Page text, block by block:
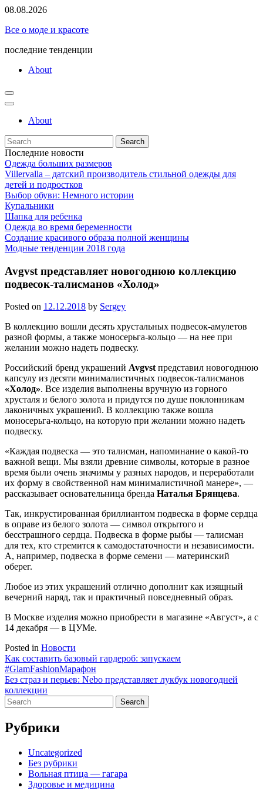
Skip
content
08.08.2026
Все о моде и красоте
последние тенденции
About
About
Search
for:
Последние новости
Одежда больших размеров
Villervalla – датский производитель стильной одежды для
детей и подростков
Выбор обуви: Немного истории
Купальники
Шапка для ребенка
Одежда во время беременности
Создание красивого образа полной женщины
Модные тенденции 2018 года
Avgvst представляет новогоднюю коллекцию
подвесок-талисманов «Холод»
Posted on 12.12.2018 by Sergey
В коллекцию вошли десять хрустальных подвесок-амулетов
разной формы, а также моносерьга-кольцо — на нее при
желании можно надеть подвеску.
Российский бренд украшений Avgvstпредставил новогоднюю
капсулу из десяти минималистичных подвесок-талисманов
«Холод». Все изделия выполнены вручную из горного
хрусталя и белого золота и придутся по душе поклонникам
лаконичных украшений. В коллекцию также вошла
моносерьга-кольцо, на которую при желании можно надеть
подвеску.
«Каждая подвеска — это талисман, напоминание о какой-то
важной вещи. Мы взяли древние символы, которые в разное
время были очень значимы у разных народов, и переработали
их форму в свойственной нам минималистичной манере», —
рассказывает основательница бренда Наталья Брянцева.
Так, инкрустированная бриллиантом подвеска в форме сердца
в оправе из белого золота — символ открытого и
бесстрашного сердца. Подвеска в форме рыбы — талисман
для тех, кто стремится к самодостаточности и независимости.
А, например, подвеска в форме семени — материнский
оберег.
Любое из этих украшений отлично дополнит как изящный
вечерний наряд, так и практичный повседневный образ.
В Москве изделия можно приобрести в магазине «Август», а с
14 декабря — в ЦУМе.
Posted in Новости
Навигация
по
записям
Как составить базовый гардероб: запускаем
#GlamFashionМарафон
Без страз и перьев: Nebo представляет лукбук новогодней
коллекции
Search
for:
Рубрики
Uncategorized
Без рубрики
Вольная птица — гагара
Здоровье и медицина